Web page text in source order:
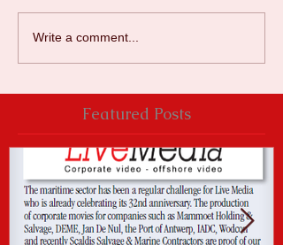
Write a comment...
Featured Posts